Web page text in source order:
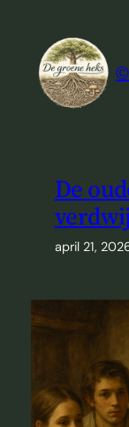
inhoud
©
De
april 21,